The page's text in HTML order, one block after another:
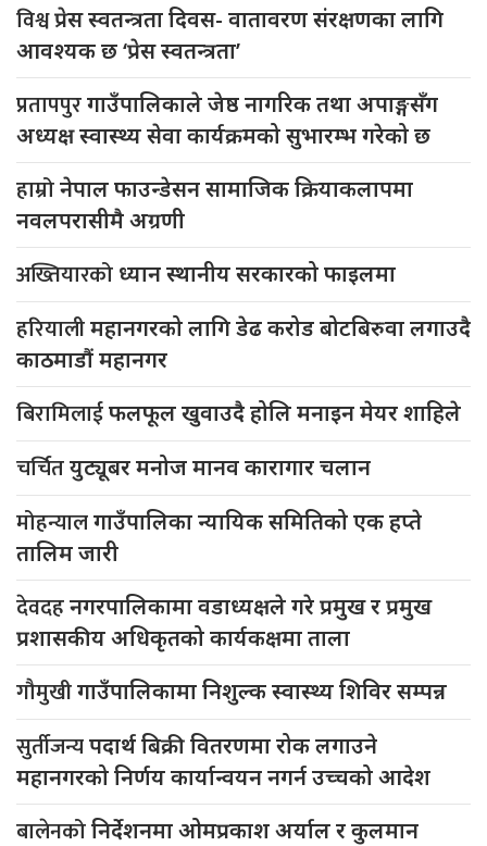
विश्वप्रेस स्वतन्त्रता दिवस- वातावरण संरक्षणका लागि
आवश्यक छ ‘प्रेस स्वतन्त्रता’
प्रतापपुरगाउँपालिकाले जेष्ठ नागरिक तथा अपाङ्गसँग
अध्यक्ष स्वास्थ्य सेवा कार्यक्रमको सुभारम्भ गरेको छ
हाम्रोनेपाल फाउन्डेसन सामाजिक क्रियाकलापमा
नवलपरासीमै अग्रणी
अख्तियारको ध्यान स्थानीय सरकारको फाइलमा
हरियालीमहानगरको लागि डेढ करोड बोटबिरुवा लगाउदै
काठमाडौं महानगर
बिरामिलाईफलफूल खुवाउदै होलि मनाइन मेयर शाहिले
चर्चितयुट्यूबर मनोज मानव कारागार चलान
मोहन्यालगाउँपालिका न्यायिक समितिको एक हप्ते
तालिम जारी
देवदहनगरपालिकामा वडाध्यक्षले गरे प्रमुख र प्रमुख
प्रशासकीय अधिकृतको कार्यकक्षमा ताला
गौमुखीगाउँपालिकामा निशुल्क स्वास्थ्य शिविर सम्पन्न
सुर्तीजन्यपदार्थ बिक्री वितरणमा रोक लगाउने
महानगरको निर्णय कार्यान्वयन नगर्न उच्चको आदेश
बालेनकोनिर्देशनमा ओमप्रकाश अर्याल र कुलमान